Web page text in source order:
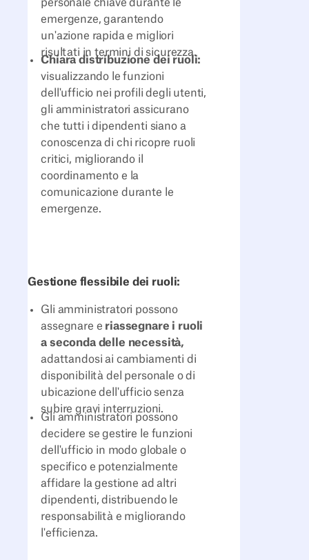
personale chiave durante le
emergenze, garantendo
un'azione rapida e migliori
risultati in termini di sicurezza.
Chiara distribuzione dei ruoli:
visualizzando le funzioni
dell'ufficio nei profili degli utenti,
gli amministratori assicurano
che tutti i dipendenti siano a
conoscenza di chi ricopre ruoli
critici, migliorando il
coordinamento e la
comunicazione durante le
emergenze.
Gestione flessibile dei ruoli:
Gli amministratori possono
assegnare e riassegnare i ruoli
a seconda delle necessità,
adattandosi ai cambiamenti di
disponibilità del personale o di
ubicazione dell'ufficio senza
subire gravi interruzioni.
Gli amministratori possono
decidere se gestire le funzioni
dell'ufficio in modo globale o
specifico e potenzialmente
affidare la gestione ad altri
dipendenti, distribuendo le
responsabilità e migliorando
l'efficienza.